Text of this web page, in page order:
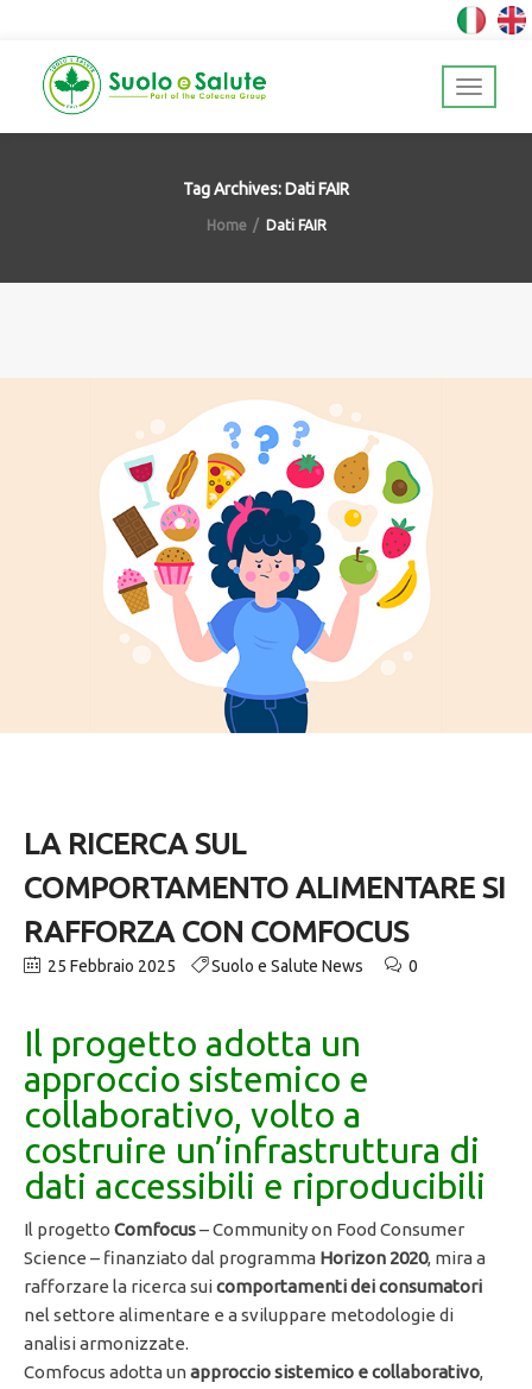
Tag Archives: Dati FAIR
Home Dati FAIR
LA RICERCA SUL
COMPORTAMENTO ALIMENTARE SI
RAFFORZA CON COMFOCUS
25 Febbraio 2025 Suolo e Salute News 0
Il progetto adotta un
approccio sistemico e
collaborativo, volto a
costruire un’infrastruttura di
dati accessibili e riproducibili
Il progetto Comfocus– Community on Food Consumer
Science – finanziato dal programma Horizon 2020, mira a
rafforzare la ricerca suicomportamenti dei consumatori
nel settore alimentare e a sviluppare metodologie di
analisi armonizzate.
Comfocus adotta unapproccio sistemico e collaborativo,